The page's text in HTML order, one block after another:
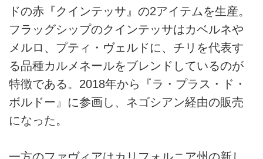
ドの赤『クインテッサ』の2アイテムを生産。
フラッグシップのクインテッサはカベルネや
メルロ、プティ・ヴェルドに、チリを代表す
る品種カルメネールをブレンドしているのが
特徴である。2018年から『ラ・プラス・ド・
ボルドー』に参画し、ネゴシアン経由の販売
になった。